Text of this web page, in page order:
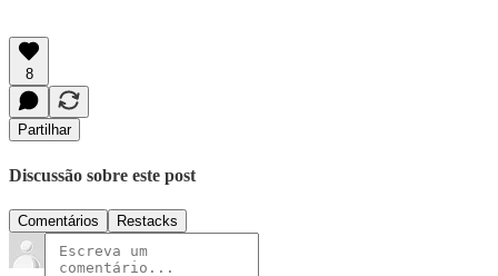
8
Partilhar
Discussão sobre este post
Comentários Restacks